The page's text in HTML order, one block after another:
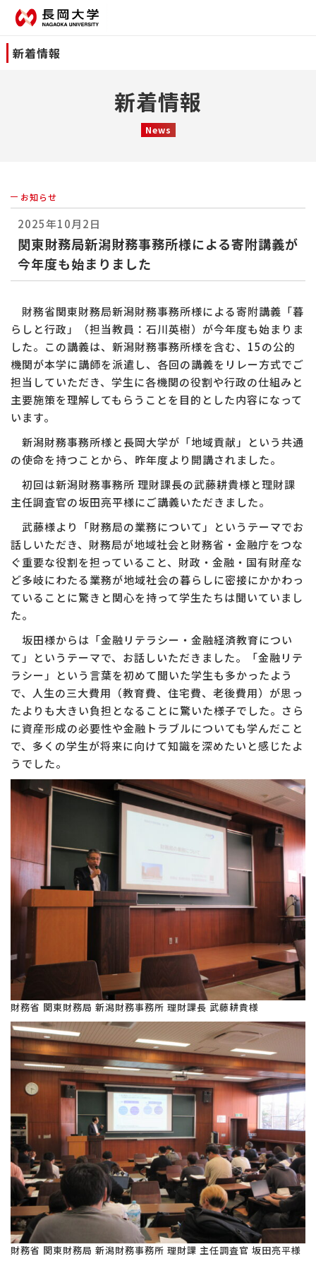
新着情報
News
新着情報
お知らせ
2025年10月2日
関東財務局新潟財務事務所様による寄附講義が
今年度も始まりました
財務省関東財務局新潟財務事務所様による寄附講義「暮
らしと行政」（担当教員：石川英樹）が今年度も始まりま
した。この講義は、新潟財務事務所様を含む、15の公的
機関が本学に講師を派遣し、各回の講義をリレー方式でご
担当していただき、学生に各機関の役割や行政の仕組みと
主要施策を理解してもらうことを目的とした内容になって
います。
新潟財務事務所様と長岡大学が「地域貢献」という共通
の使命を持つことから、昨年度より開講されました。
初回は新潟財務事務所 理財課長の武藤耕貴様と理財課
主任調査官の坂田亮平様にご講義いただきました。
武藤様より「財務局の業務について」というテーマでお
話しいただき、財務局が地域社会と財務省・金融庁をつな
ぐ重要な役割を担っていること、財政・金融・国有財産な
ど多岐にわたる業務が地域社会の暮らしに密接にかかわっ
ていることに驚きと関心を持って学生たちは聞いていまし
た。
坂田様からは「金融リテラシー・金融経済教育につい
て」というテーマで、お話しいただきました。「金融リテ
ラシー」という言葉を初めて聞いた学生も多かったよう
で、人生の三大費用（教育費、住宅費、老後費用）が思っ
たよりも大きい負担となることに驚いた様子でした。さら
に資産形成の必要性や金融トラブルについても学んだこと
で、多くの学生が将来に向けて知識を深めたいと感じたよ
うでした。
財務省 関東財務局 新潟財務事務所 理財課長 武藤耕貴様
財務省 関東財務局 新潟財務事務所 理財課 主任調査官 坂田亮平様